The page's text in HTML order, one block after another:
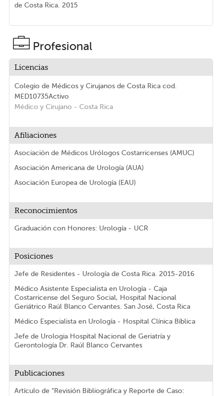
de Costa Rica. 2015
Profesional
Licencias
Colegio de Médicos y Cirujanos de Costa Rica cod.
MED10735Activo
Médico y Cirujano - Costa Rica
Afiliaciones
Asociación de Médicos Urólogos Costarricenses (AMUC)
Asociación Americana de Urología (AUA)
Asociación Europea de Urología (EAU)
Reconocimientos
Graduación con Honores: Urología - UCR
Posiciones
Jefe de Residentes - Urología de Costa Rica. 2015-2016
Médico Asistente Especialista en Urología - Caja
Costarricense del Seguro Social, Hospital Nacional
Geriátrico Raúl Blanco Cervantes. San José, Costa Rica
Médico Especialista en Urología - Hospital Clínica Bíblica
Jefe de Urologia Hospital Nacional de Geriatría y
Gerontología Dr. Raúl Blanco Cervantes
Publicaciones
Artículo de “Revisión Bibliográfica y Reporte de Caso: